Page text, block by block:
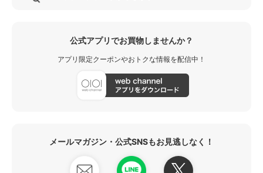
公式アプリでお買物しませんか？
アプリ限定クーポンやおトクな情報を配信中！
メールマガジン・公式SNSもお見逃しなく！